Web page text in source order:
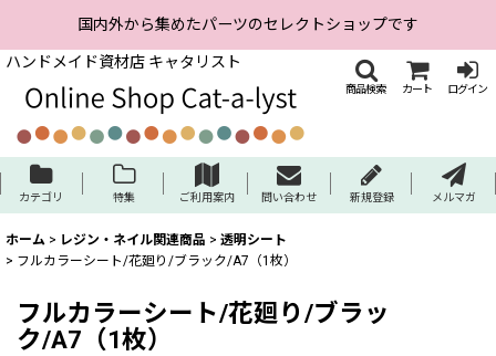
国内外から集めたパーツのセレクトショップです
ハンドメイド資材店 キャタリスト
商品検索 カート ログイン
カテゴリ 特集 ご利用案内 問い合わせ 新規登録 メルマガ
ホーム > レジン・ネイル関連商品 > 透明シート
> フルカラーシート/花廻り/ブラック/A7（1枚）
フルカラーシート/花廻り/ブラッ
ク/A7（1枚）